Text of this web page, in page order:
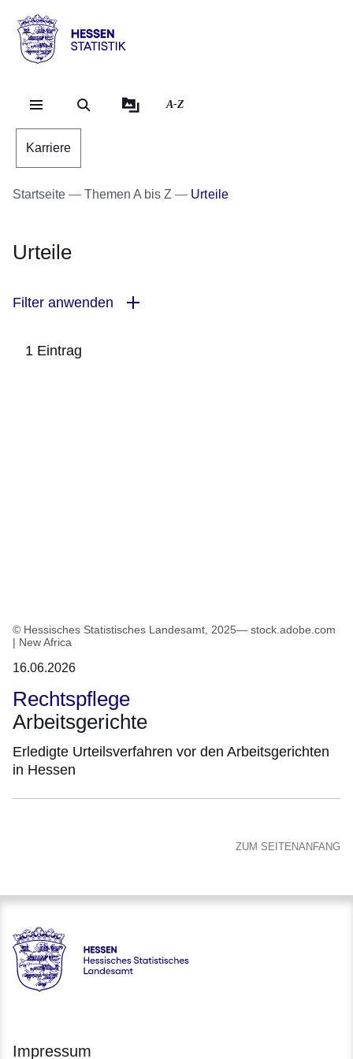
Hessen
Statistik
A-Z
Karriere
Startseite Themen A bis Z Urteile
Urteile
Filter anwenden
1 Eintrag
© Hessisches Statistisches Landesamt, 2025— stock.adobe.com
| New Africa
16.06.2026
Rechtspflege
Arbeitsgerichte
Erledigte Urteilsverfahren vor den Arbeitsgerichten
in Hessen
ZUM SEITENANFANG
Hessen - Hessisches Statistisches Landesamt
Impressum